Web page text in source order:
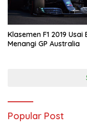
Klasemen F1 2019 Usai
Menangi GP Australia
Popular Post